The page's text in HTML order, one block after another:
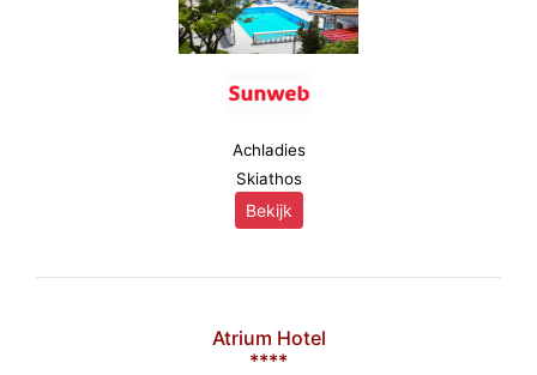
Achladies
Skiathos
Bekijk
Atrium Hotel
****